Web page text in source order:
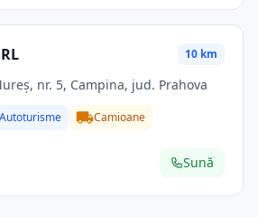
10 km
nr. 5, Campina, jud. Prahova
Autoturisme Camioane
Sună